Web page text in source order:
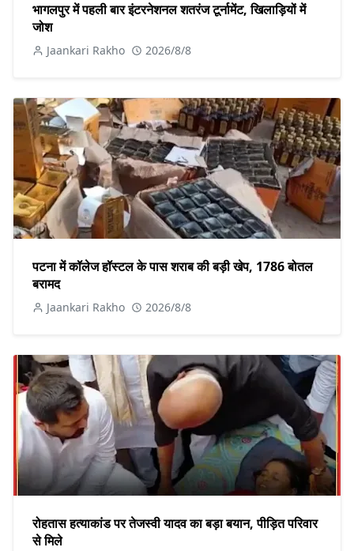
भागलपुर में पहली बार इंटरनेशनल शतरंज टूर्नामेंट, खिलाड़ियों में
जोश
Jaankari Rakho 2026/8/8
पटना में कॉलेज हॉस्टल के पास शराब की बड़ी खेप, 1786 बोतल
बरामद
Jaankari Rakho 2026/8/8
रोहतास हत्याकांड पर तेजस्वी यादव का बड़ा बयान, पीड़ित परिवार
से मिले